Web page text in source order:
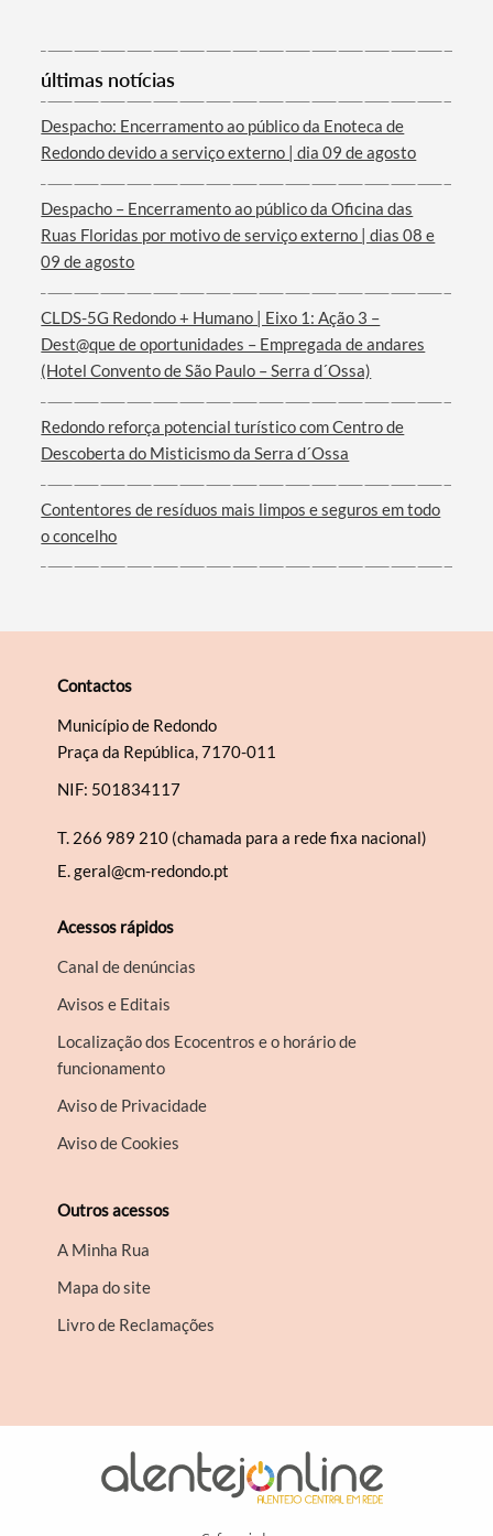
Termo de Pesquisa
Categorias gerais
Filtros
últimas notícias
Despacho: Encerramento ao público da Enoteca de
Redondo devido a serviço externo | dia 09 de agosto
Despacho – Encerramento ao público da Oficina das
Ruas Floridas por motivo de serviço externo | dias 08 e
09 de agosto
CLDS-5G Redondo + Humano | Eixo 1: Ação 3 –
Dest@que de oportunidades – Empregada de andares
(Hotel Convento de São Paulo – Serra d´Ossa)
Redondo reforça potencial turístico com Centro de
Descoberta do Misticismo da Serra d´Ossa
Contentores de resíduos mais limpos e seguros em todo
o concelho
Contactos
Município de Redondo
Praça da República, 7170-011
NIF: 501834117
T. 266 989 210 (chamada para a rede fixa nacional)
E.geral@cm-redondo.pt
Acessos rápidos
Canal de denúncias
Avisos e Editais
Localização dos Ecocentros e o horário de
funcionamento
Aviso de Privacidade
Aviso de Cookies
Outros acessos
A Minha Rua
Mapa do site
Livro de Reclamações